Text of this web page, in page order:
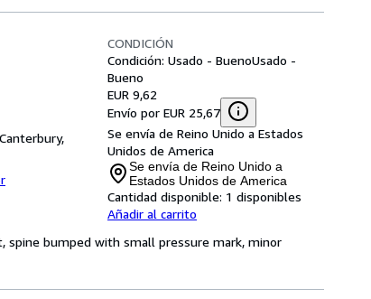
Canterbury,
CONDICIÓN
Condición: Usado - BuenoUsado -
Bueno
EUR 9,62
Envío por EUR 25,67
Se envía de Reino Unido a Estados
Unidos de America
Se envía de Reino Unido a
Estados Unidos de America
Cantidad disponible: 1 disponibles
Añadir al carrito
spine bumped with small pressure mark, minor